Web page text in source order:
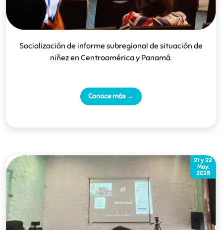
Socialización de informe subregional de situación de
niñez en Centroamérica y Panamá.
Conoce más →
21 y 22
May.
2025